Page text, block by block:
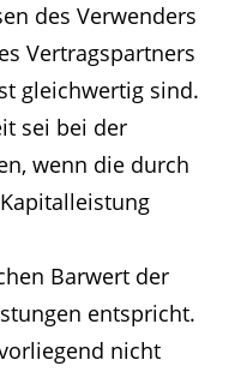
des Verwenders
Vertragspartners
gleichwertig sind.
sei bei der
wenn die durch
Barwert der
entspricht.
nicht